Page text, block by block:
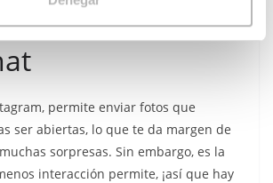
de una ciudad.
permite enviar fotos que
ser abiertas, lo que te da margen de
sorpresas. Sin embargo, es la
interacción permite, ¡así que hay